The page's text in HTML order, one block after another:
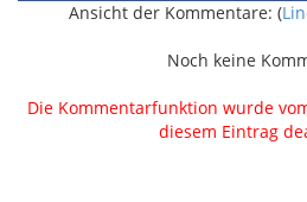
Ansicht der Kommentare: (
Noch keine
Die Kommentarfunktion wurde
diesem Eintrag